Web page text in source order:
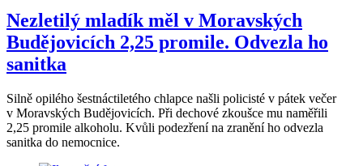
Nezletilý mladík měl v Moravských
Budějovicích 2,25 promile. Odvezla ho
sanitka
Silně opilého šestnáctiletého chlapce našli policisté v pátek večer
v Moravských Budějovicích. Při dechové zkoušce mu naměřili
2,25 promile alkoholu. Kvůli podezření na zranění ho odvezla
sanitka do nemocnice.